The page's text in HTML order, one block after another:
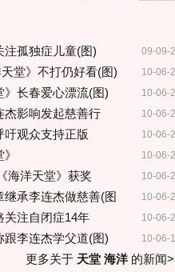
09-09-
注孤独症儿童(图)
10-06-
堂》不打仍好看(图)
10-06-
》长春爱心漂流(图)
10-06-
杰影响发起慈善行
10-06-
吁观众支持正版
10-06-
10-06-
海洋天堂》获奖
10-06-
继承李连杰做慈善(图
10-06-
关注自闭症14年
10-06-
跟李连杰学父道(图)
更多关于 天堂 海洋的新闻